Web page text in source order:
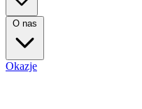
O nas
Okazje